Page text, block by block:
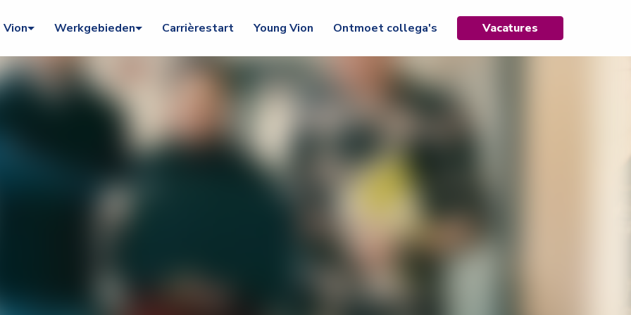
Vion Werkgebieden Carrièrestart Young Vion Ontmoet collega's Vacatures